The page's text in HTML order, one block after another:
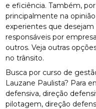
e eficiência. Também,
principalmente na
experientes que desejam
responsáveis por
outros. Veja outras
no trânsito.
Busca por curso de
Lauzane Paulista? Para
defensiva, direção
pilotagem, direção